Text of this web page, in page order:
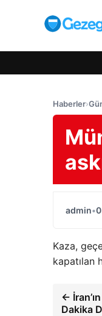
Haberler›
admin•
Kaza,
kapatılan
←
Dakika